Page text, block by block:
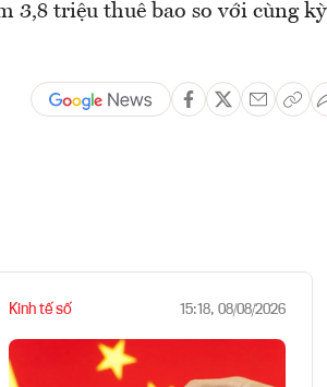
3,8 triệu thuê bao so với cùng kỳ
Kinh tế số 15:18, 08/08/2026